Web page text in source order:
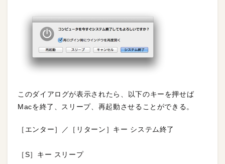
このダイアログが表示されたら、以下のキーを押せば
Macを終了、スリープ、再起動させることができる。
［エンター］／［リターン］キー システム終了
［S］キー スリープ